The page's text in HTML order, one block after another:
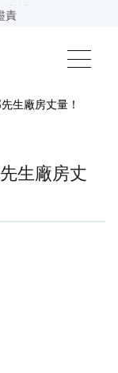
責
實用
專業細心
非常滿意
相當滿意
生廠房丈量！
生廠房丈